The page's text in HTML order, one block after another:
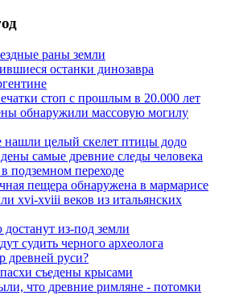
раны земли
останки динозавра
стоп с прошлым в 20.000 лет
обнаружили массовую могилу
целый скелет птицы додо
самые древние следы человека
подземном переходе
пещера обнаружена в мармарисе
xvi-xviii веков из итальянских
из-под земли
судить черного археолога
древней руси?
съедены крысами
что древние римляне - потомки